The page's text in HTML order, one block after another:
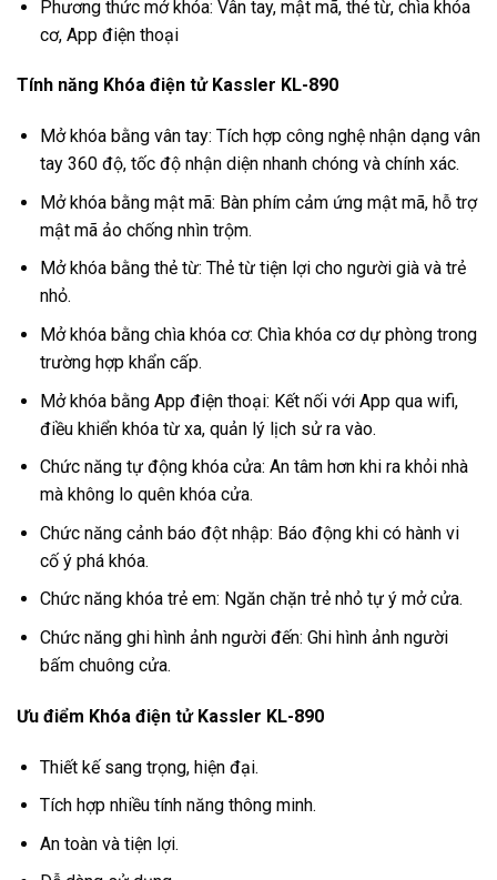
Phương thức mở khóa: Vân tay, mật mã, thẻ từ, chìa khóa
cơ, App điện thoại
Tính năng Khóa điện tử Kassler KL-890
Mở khóa bằng vân tay: Tích hợp công nghệ nhận dạng vân
tay 360 độ, tốc độ nhận diện nhanh chóng và chính xác.
Mở khóa bằng mật mã: Bàn phím cảm ứng mật mã, hỗ trợ
mật mã ảo chống nhìn trộm.
Mở khóa bằng thẻ từ: Thẻ từ tiện lợi cho người già và trẻ
nhỏ.
Mở khóa bằng chìa khóa cơ: Chìa khóa cơ dự phòng trong
trường hợp khẩn cấp.
Mở khóa bằng App điện thoại: Kết nối với App qua wifi,
điều khiển khóa từ xa, quản lý lịch sử ra vào.
Chức năng tự động khóa cửa: An tâm hơn khi ra khỏi nhà
mà không lo quên khóa cửa.
Chức năng cảnh báo đột nhập: Báo động khi có hành vi
cố ý phá khóa.
Chức năng khóa trẻ em: Ngăn chặn trẻ nhỏ tự ý mở cửa.
Chức năng ghi hình ảnh người đến: Ghi hình ảnh người
bấm chuông cửa.
Ưu điểm Khóa điện tử Kassler KL-890
Thiết kế sang trọng, hiện đại.
Tích hợp nhiều tính năng thông minh.
An toàn và tiện lợi.